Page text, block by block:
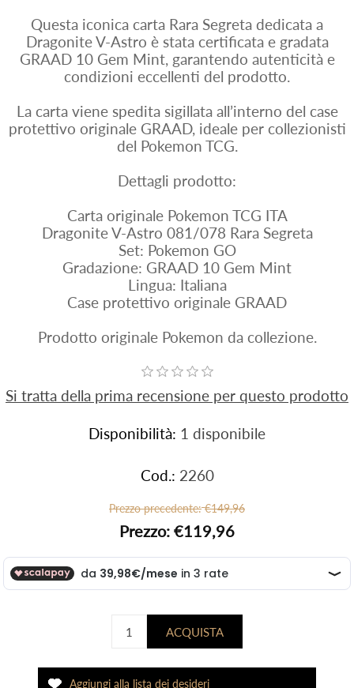
Questa iconica carta Rara Segreta dedicata a
Dragonite V-Astro è stata certificata e gradata
GRAAD 10 Gem Mint, garantendo autenticità e
condizioni eccellenti del prodotto.
La carta viene spedita sigillata all’interno del case
protettivo originale GRAAD, ideale per collezionisti
del Pokemon TCG.
Dettagli prodotto:
Carta originale Pokemon TCG ITA
Dragonite V-Astro 081/078 Rara Segreta
Set: Pokemon GO
Gradazione: GRAAD 10 Gem Mint
Lingua: Italiana
Case protettivo originale GRAAD
Prodotto originale Pokemon da collezione.
Si tratta della prima recensione per questo prodotto
Disponibilità: 1 disponibile
Cod.: 2260
Prezzo precedente: €149,96
Prezzo: €119,96